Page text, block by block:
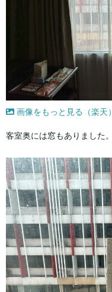
画像をもっと見る（楽天）
客室奥には窓もありました。